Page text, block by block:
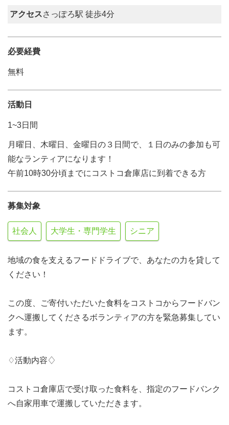
アクセスさっぽろ駅 徒歩4分
必要経費
無料
活動日
1~3日間
月曜日、木曜日、金曜日の３日間で、１日のみの参加も可
能なランティアになります！
午前10時30分頃までにコストコ倉庫店に到着できる方
募集対象
社会人 大学生・専門学生 シニア
地域の食を支えるフードドライブで、あなたの力を貸して
ください！
この度、ご寄付いただいた食料をコストコからフードバン
クへ運搬してくださるボランティアの方を緊急募集してい
ます。
♢活動内容♢
コストコ倉庫店で受け取った食料を、指定のフードバンク
へ自家用車で運搬していただきます。